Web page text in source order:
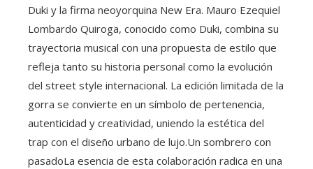
Duki y la firma neoyorquina New Era. Mauro Ezequiel
Lombardo Quiroga, conocido como Duki, combina su
trayectoria musical con una propuesta de estilo que
refleja tanto su historia personal como la evolución
del street style internacional. La edición limitada de la
gorra se convierte en un símbolo de pertenencia,
autenticidad y creatividad, uniendo la estética del
trap con el diseño urbano de lujo.Un sombrero con
pasadoLa esencia de esta colaboración radica en una